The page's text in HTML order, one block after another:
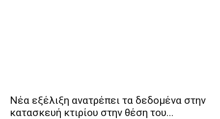
Νέα εξέλιξη ανατρέπει τα δεδομένα στην
κατασκευή κτιρίου στην θέση του...